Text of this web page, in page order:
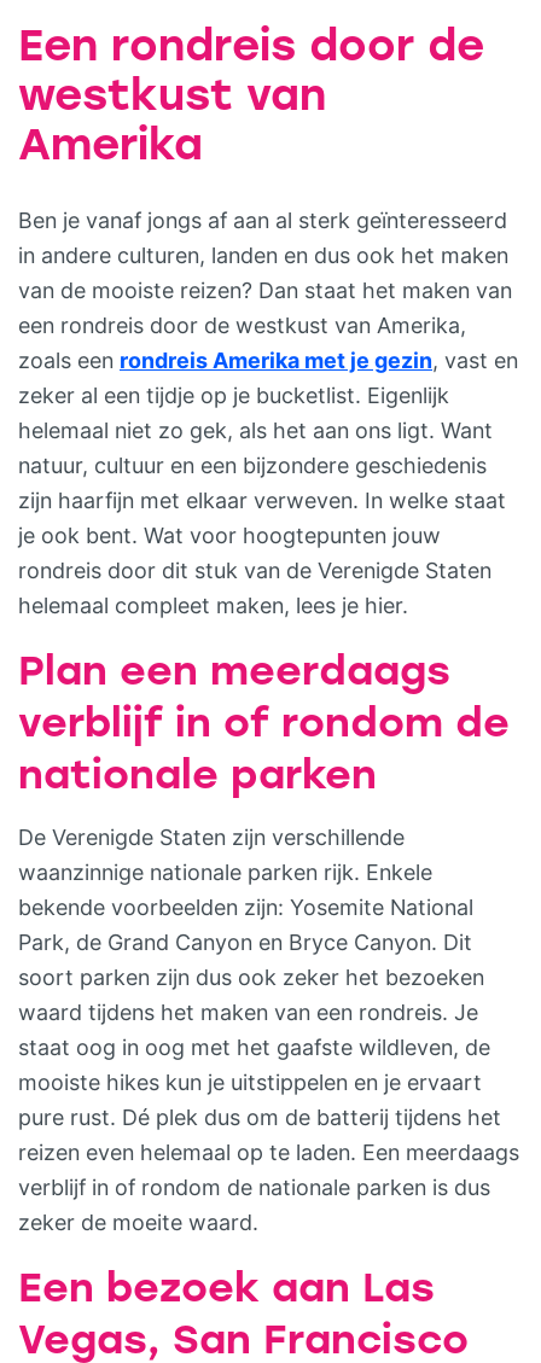
Een rondreis door de
westkust van
Amerika
Ben je vanaf jongs af aan al sterk geïnteresseerd
in andere culturen, landen en dus ook het maken
van de mooiste reizen? Dan staat het maken van
een rondreis door de westkust van Amerika,
zoals een rondreis Amerika met je gezin, vast en
zeker al een tijdje op je bucketlist. Eigenlijk
helemaal niet zo gek, als het aan ons ligt. Want
natuur, cultuur en een bijzondere geschiedenis
zijn haarfijn met elkaar verweven. In welke staat
je ook bent. Wat voor hoogtepunten jouw
rondreis door dit stuk van de Verenigde Staten
helemaal compleet maken, lees je hier.
Plan een meerdaags
verblijf in of rondom de
nationale parken
De Verenigde Staten zijn verschillende
waanzinnige nationale parken rijk. Enkele
bekende voorbeelden zijn: Yosemite National
Park, de Grand Canyon en Bryce Canyon. Dit
soort parken zijn dus ook zeker het bezoeken
waard tijdens het maken van een rondreis. Je
staat oog in oog met het gaafste wildleven, de
mooiste hikes kun je uitstippelen en je ervaart
pure rust. Dé plek dus om de batterij tijdens het
reizen even helemaal op te laden. Een meerdaags
verblijf in of rondom de nationale parken is dus
zeker de moeite waard.
Een bezoek aan Las
Vegas, San Francisco